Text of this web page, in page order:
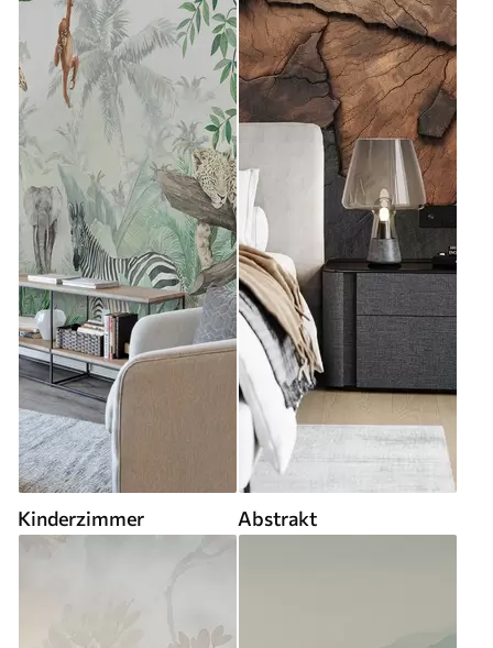
Kinderzimmer Abstrakt